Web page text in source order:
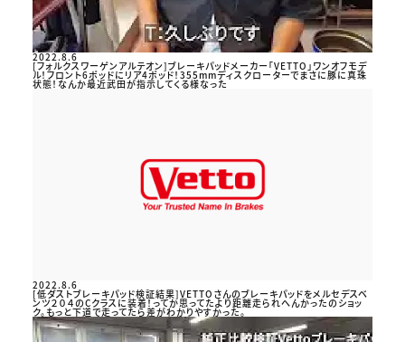
2022.8.6
[フォルクスワーゲンアルテオン]ブレーキパッドメーカー「VETTO」ワンオフモデ
ル！フロント6ポッドにリア4ポッド！355mmディスクローターでまさに豚に真珠
状態！なんか最近武田が指示してくる様なった
2022.8.6
[低ダストブレーキパッド検証結果]VETTOさんのブレーキパッドをメルセデスベ
ンツ２０４のCクラスに装着！ってか思ってたより距離走られへんかったのショッ
ク。もっと下道で走ってたら差がわかりやすかった。